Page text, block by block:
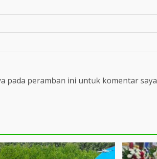
pada peramban ini untuk komentar